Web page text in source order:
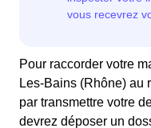
Pour raccorder votre
Les-Bains (Rhône) au
par transmettre votre
devrez déposer un